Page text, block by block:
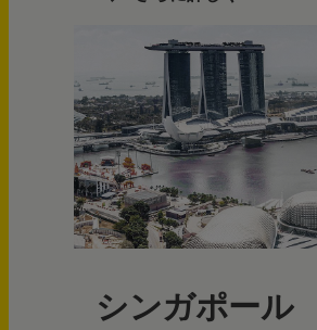
シンガポール